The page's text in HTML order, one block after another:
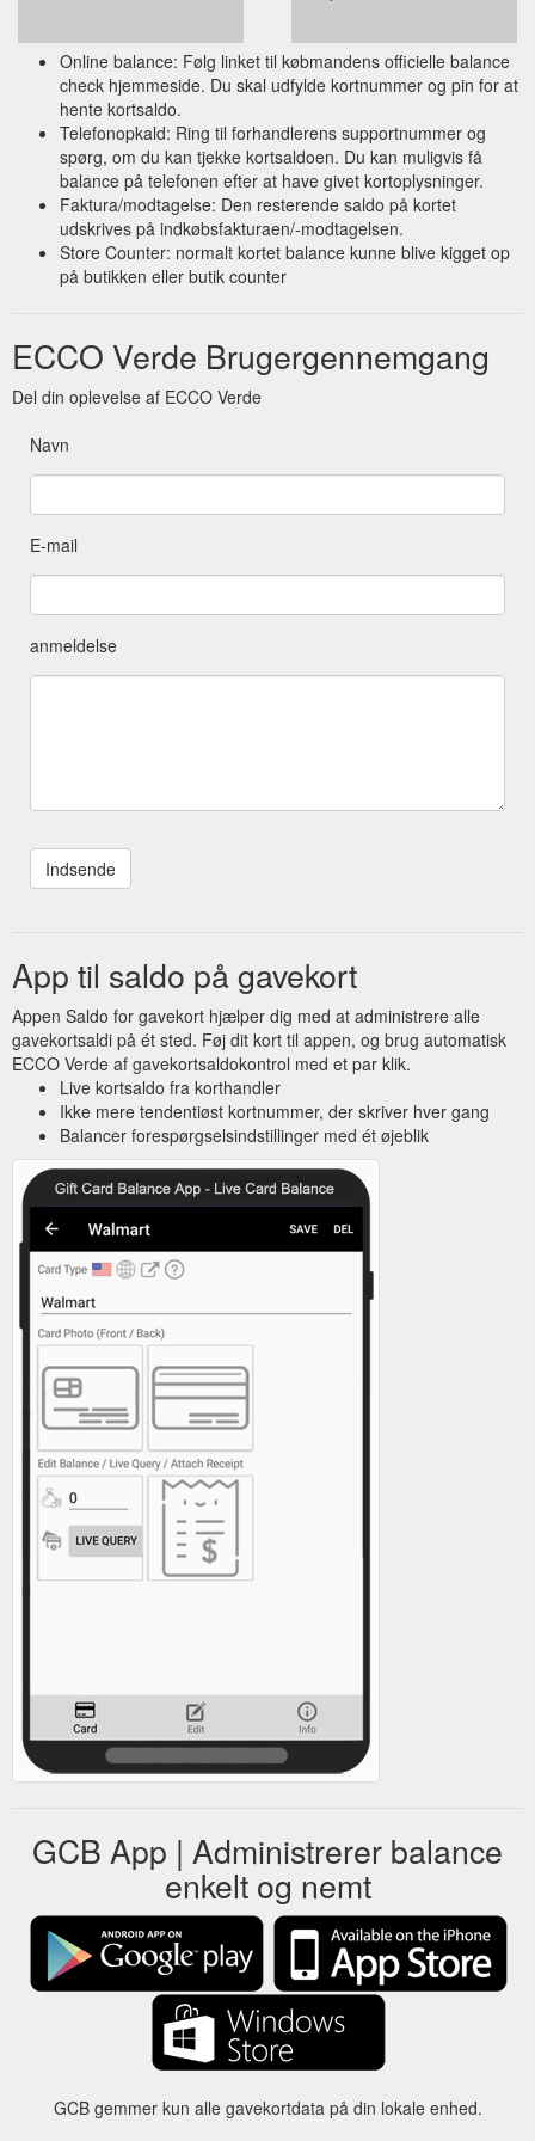
persönliche Worte hinzufügen, einen Betrag auswählen und
zu Hause selbst drucken! Marke: Ecco Verde: Videos zum
Produkt: How to fold your voucher. Fragen & Antworten zu
Ecco Verde "Best Wishes" Download-Gutschein.
https://www.ecco-verde.de/ecco-verde/best-wishes-download-
gutschein
Ecco Verde "Best Wishes" Geschenk-Gutschein - Ecco Verde ...
Individuell & passend für jeden Anlass. Kostenlose Lieferung
ab 29,90 €. Kostenlose Hotline: 0800 55 66 40 533.
Online balance: Følg linket til købmandens officielle balance
check hjemmeside. Du skal udfylde kortnummer og pin for at
hente kortsaldo.
Telefonopkald: Ring til forhandlerens supportnummer og
spørg, om du kan tjekke kortsaldoen. Du kan muligvis få
balance på telefonen efter at have givet kortoplysninger.
Faktura/modtagelse: Den resterende saldo på kortet
udskrives på indkøbsfakturaen/-modtagelsen.
Store Counter: normalt kortet balance kunne blive kigget op
på butikken eller butik counter
ECCO Verde Brugergennemgang
Del din oplevelse af ECCO Verde
Navn
E-mail
anmeldelse
App til saldo på gavekort
Appen Saldo for gavekort hjælper dig med at administrere alle
gavekortsaldi på ét sted. Føj dit kort til appen, og brug automatisk
ECCO Verde af gavekortsaldokontrol med et par klik.
Live kortsaldo fra korthandler
Ikke mere tendentiøst kortnummer, der skriver hver gang
Balancer forespørgselsindstillinger med ét øjeblik
GCB App | Administrerer balance
enkelt og nemt
GCB gemmer kun alle gavekortdata på din lokale enhed.